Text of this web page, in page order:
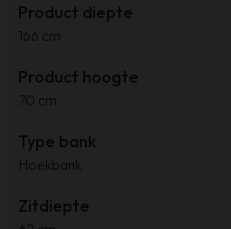
Product diepte
166 cm
Product hoogte
70 cm
Type bank
Hoekbank
Zitdiepte